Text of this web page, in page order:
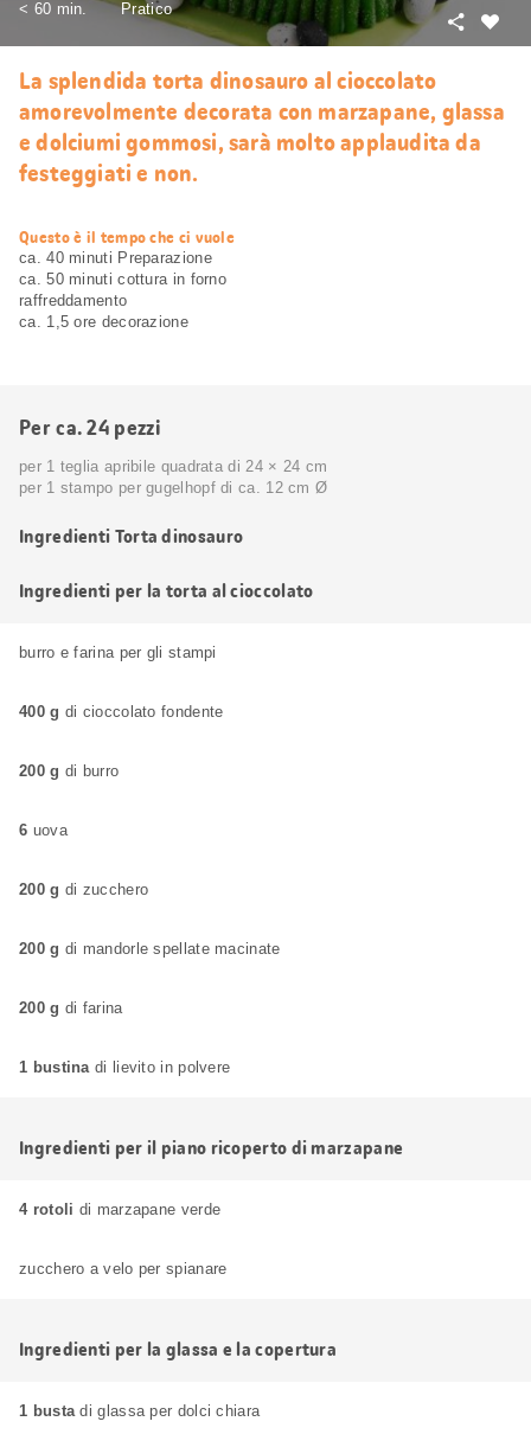
< 60 min.
Pratico
Condividi
La splendida torta dinosauro al cioccolato
amorevolmente decorata con marzapane, glassa
e dolciumi gommosi, sarà molto applaudita da
festeggiati e non.
web.recipe.accessibilityTitle
Questo è il tempo che ci vuole
ca. 40 minuti Preparazione
ca. 50 minuti cottura in forno
raffreddamento
ca. 1,5 ore decorazione
Per ca. 24 pezzi
per 1 teglia apribile quadrata di 24 × 24 cm
per 1 stampo per gugelhopf di ca. 12 cm Ø
Ingredienti Torta dinosauro
Ingredienti per la torta al cioccolato
burro e farina per gli stampi
400 g di cioccolato fondente
200 g di burro
6 uova
200 g di zucchero
200 g di mandorle spellate macinate
200 g di farina
1 bustina di lievito in polvere
Ingredienti per il piano ricoperto di marzapane
4 rotoli di marzapane verde
zucchero a velo per spianare
Ingredienti per la glassa e la copertura
1 busta di glassa per dolci chiara